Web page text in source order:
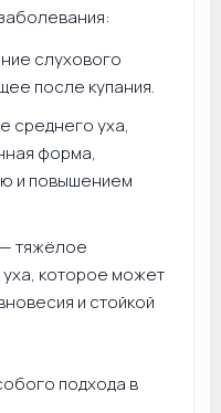
слухового
после купания.
среднего уха,
форма,
и повышением
тяжёлое
которое может
и стойкой
подхода в